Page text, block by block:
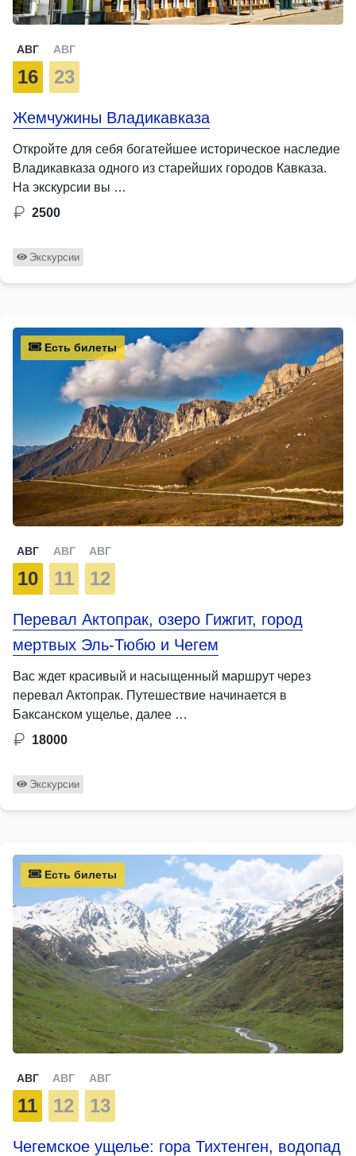
АВГ
16
АВГ
23
Жемчужины Владикавказа
Откройте для себя богатейшее историческое наследие
Владикавказа одного из старейших городов Кавказа.
На экскурсии вы …
2500
Экскурсии
Есть билеты
АВГ
10
АВГ
11
АВГ
12
Перевал Актопрак, озеро Гижгит, город
мертвых Эль-Тюбю и Чегем
Вас ждет красивый и насыщенный маршрут через
перевал Актопрак. Путешествие начинается в
Баксанском ущелье, далее …
18000
Экскурсии
Есть билеты
АВГ
11
АВГ
12
АВГ
13
Чегемское ущелье: гора Тихтенген, водопад